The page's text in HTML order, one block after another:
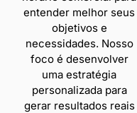
entender melhor seus
objetivos e
necessidades. Nosso
foco é desenvolver
uma estratégia
personalizada para
gerar resultados reais